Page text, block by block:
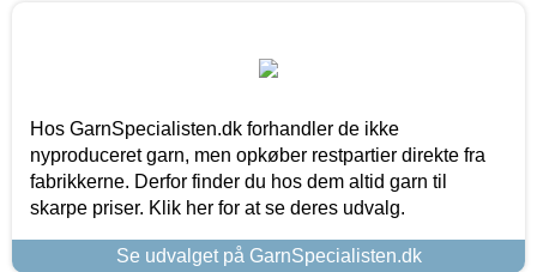
Hos GarnSpecialisten.dk forhandler de ikke
nyproduceret garn, men opkøber restpartier direkte fra
fabrikkerne. Derfor finder du hos dem altid garn til
skarpe priser. Klik her for at se deres udvalg.
Se udvalget på GarnSpecialisten.dk